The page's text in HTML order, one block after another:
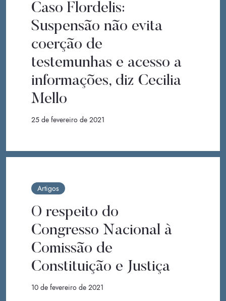
Caso Flordelis:
Suspensão não evita
coerção de
testemunhas e acesso a
informações, diz Cecilia
Mello
25 de fevereiro de 2021
Artigos
O respeito do
Congresso Nacional à
Comissão de
Constituição e Justiça
10 de fevereiro de 2021